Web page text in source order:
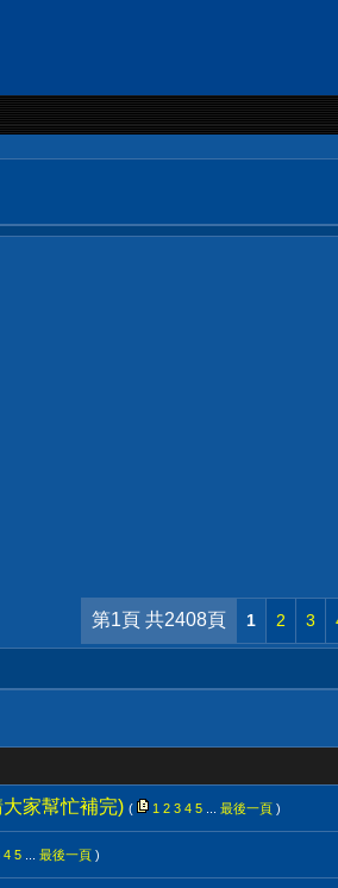
第1頁 共2408頁 1 2 3
家幫忙補完) ( 1 2 3 4 5 最後一頁 )
4 5 最後一頁 )